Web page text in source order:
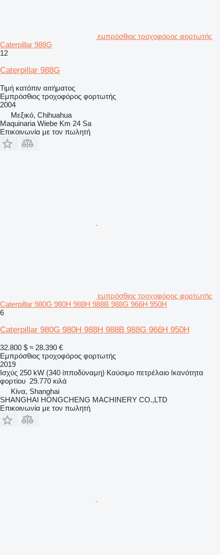
εμπρόσθιος τροχοφόρος φορτωτής
Caterpillar 988G
12
Caterpillar 988G
Τιμή κατόπιν αιτήματος
Εμπρόσθιος τροχοφόρος φορτωτής
2004
Μεξικό, Chihuahua
Maquinaria Wiebe Km 24 Sa
Επικοινωνία με τον πωλητή
εμπρόσθιος τροχοφόρος φορτωτής
Caterpillar 980G 980H 988H 988B 988G 966H 950H
6
Caterpillar 980G 980H 988H 988B 988G 966H 950H
32.800 $ ≈ 28.390 €
Εμπρόσθιος τροχοφόρος φορτωτής
2019
Ισχύς 250 kW (340 ίπποδύναμη) Καύσιμο πετρέλαιο Ικανότητα
φορτίου 29.770 κιλά
Κίνα, Shanghai
SHANGHAI HONGCHENG MACHINERY CO.,LTD
Επικοινωνία με τον πωλητή